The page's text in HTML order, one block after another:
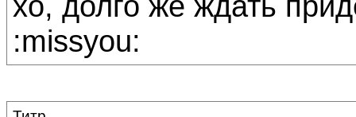
:missyou: